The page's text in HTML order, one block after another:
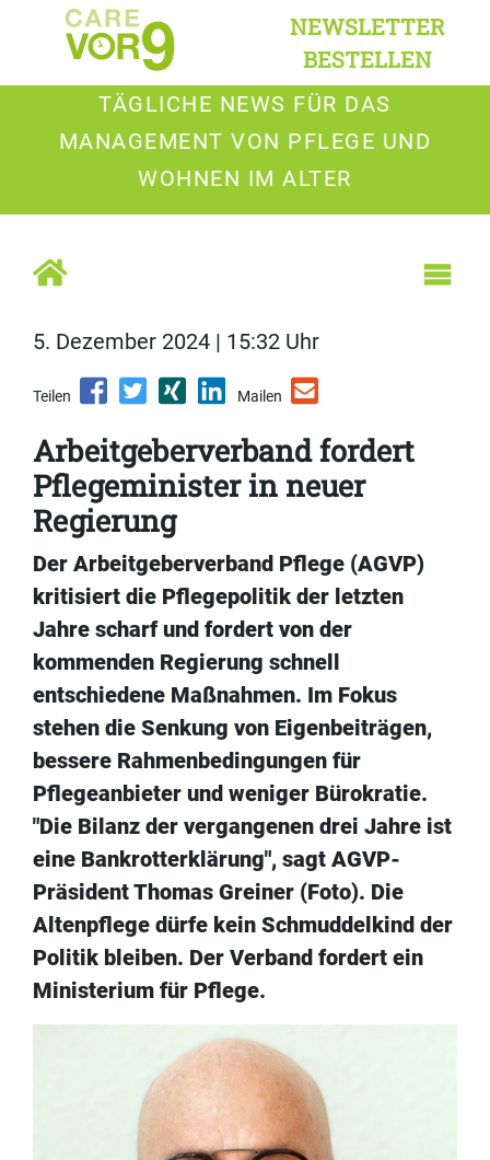
NEWSLETTER
BESTELLEN
TÄGLICHE NEWS FÜR DAS
MANAGEMENT VON PFLEGE UND
WOHNEN IM ALTER
5. Dezember 2024 | 15:32 Uhr
Teilen Mailen
Arbeitgeberverband fordert
Pflegeminister in neuer
Regierung
Der Arbeitgeberverband Pflege (AGVP)
kritisiert die Pflegepolitik der letzten
Jahre scharf und fordert von der
kommenden Regierung schnell
entschiedene Maßnahmen. Im Fokus
stehen die Senkung von Eigenbeiträgen,
bessere Rahmenbedingungen für
Pflegeanbieter und weniger Bürokratie.
"Die Bilanz der vergangenen drei Jahre ist
eine Bankrotterklärung", sagt AGVP-
Präsident Thomas Greiner (Foto). Die
Altenpflege dürfe kein Schmuddelkind der
Politik bleiben. Der Verband fordert ein
Ministerium für Pflege.